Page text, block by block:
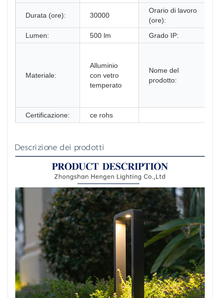
Durata (ore): 30000
Orario di lavoro
(ore):
Lumen:
500 lm Grado IP:
Materiale:
Alluminio
con vetro
temperato
Nome del
prodotto:
Certificazione: ce rohs
Descrizione dei prodotti